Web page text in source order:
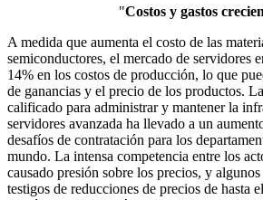
"Costos y gastos
A medida que aumenta el costo de las
semiconductores, el mercado de servidores
14% en los costos de producción, lo que
de ganancias y el precio de los productos.
calificado para administrar y mantener la
servidores avanzada ha llevado a un
desafíos de contratación para los
mundo. La intensa competencia entre los
causado presión sobre los precios, y
testigos de reducciones de precios de hasta